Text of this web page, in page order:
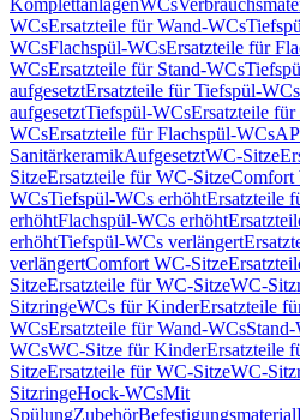
KomplettanlagenWCs
WCsErsatzteile für Wand-WCs
WCsFlachspül-WCsErsatzteile für
WCsErsatzteile für Stand-WCs
aufgesetztErsatzteile für Tiefspül-
aufgesetztTiefspül-WCsErsatzteile
WCsErsatzteile für Flachspül-WCs
SanitärkeramikAufgesetztWC-Sitze
SitzeErsatzteile für WC-SitzeComfort
WCsTiefspül-WCs erhöhtErsatzteile
erhöhtFlachspül-WCs erhöht
erhöhtTiefspül-WCs verlängert
verlängertComfort WC-Sitze
SitzeErsatzteile für WC-SitzeWC-
SitzringeWCs für KinderErsatzteile
WCsErsatzteile für Wand-WCs
WCsWC-Sitze für KinderErsatzteile
SitzeErsatzteile für WC-SitzeWC-
SitzringeHock-WCsMit
SpülungZubehörBefestigungsmaterial